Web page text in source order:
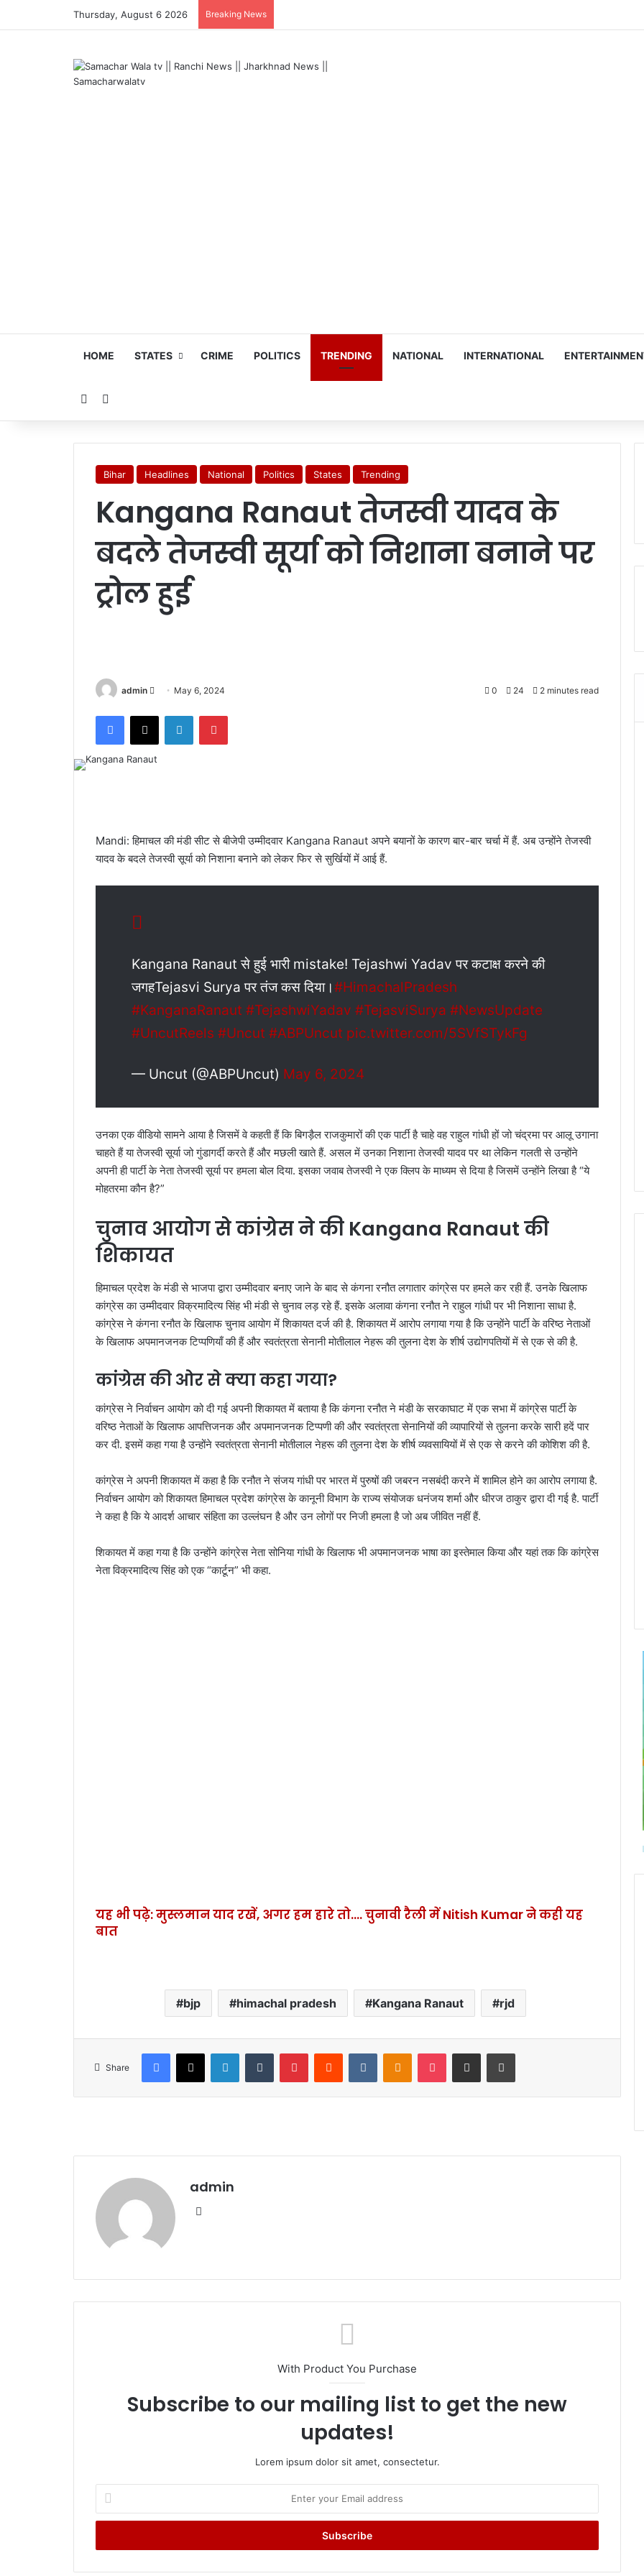
Thursday, August 6 2026 Breaking News
HOME STATES CRIME POLITICS TRENDING NATIONAL INTERNATIONAL
Random Article
Bihar Headlines National Politics States Trending
Kangana Ranaut तेजस्वी यादव के
बदले तेजस्वी सूर्या को निशाना बनाने पर
ट्रोल हुई
admin
d
a
i
l
May 6, 2024 0 24 2 minutes read
Mandi: हिमाचल की मंडी सीट से बीजेपी उम्मीदवार Kangana Ranaut अपने बयानों के कारण बार-बार चर्चा में हैं. अब उन्होंने तेजस्वी
यादव के बदले तेजस्वी सूर्या को निशाना बनाने को लेकर फिर से सुर्खियों में आई हैं.
Kangana Ranaut से हुई भारी mistake! Tejashwi Yadav पर कटाक्ष करने की
जगहTejasvi Surya पर तंज कस दिया।#HimachalPradesh
#KanganaRanaut #TejashwiYadav #TejasviSurya #NewsUpdate
#UncutReels #Uncut #ABPUncut pic.twitter.com/5SVfSTykFg
— Uncut (@ABPUncut) May 6, 2024
उनका एक वीडियो सामने आया है जिसमें वे कहती हैं कि बिगड़ैल राजकुमारों की एक पार्टी है चाहे वह राहुल गांधी हों जो चंद्रमा पर आलू उगाना
चाहते हैं या तेजस्वी सूर्या जो गुंडागर्दी करते हैं और मछली खाते हैं. असल में उनका निशाना तेजस्वी यादव पर था लेकिन गलती से उन्होंने
अपनी ही पार्टी के नेता तेजस्वी सूर्या पर हमला बोल दिया. इसका जवाब तेजस्वी ने एक क्लिप के माध्यम से दिया है जिसमें उन्होंने लिखा है “ये
मोहतरमा कौन है?”
चुनाव आयोग से कांग्रेस ने की Kangana Ranaut की
शिकायत
हिमाचल प्रदेश के मंडी से भाजपा द्वारा उम्मीदवार बनाए जाने के बाद से कंगना रनौत लगातार कांग्रेस पर हमले कर रही हैं. उनके खिलाफ
कांग्रेस का उम्मीदवार विक्रमादित्य सिंह भी मंडी से चुनाव लड़ रहे हैं. इसके अलावा कंगना रनौत ने राहुल गांधी पर भी निशाना साधा है.
कांग्रेस ने कंगना रनौत के खिलाफ चुनाव आयोग में शिकायत दर्ज की है. शिकायत में आरोप लगाया गया है कि उन्होंने पार्टी के वरिष्ठ नेताओं
के खिलाफ अपमानजनक टिप्पणियाँ की हैं और स्वतंत्रता सेनानी मोतीलाल नेहरू की तुलना देश के शीर्ष उद्योगपतियों में से एक से की है.
कांग्रेस की ओर से क्या कहा गया?
कांग्रेस ने निर्वाचन आयोग को दी गई अपनी शिकायत में बताया है कि कंगना रनौत ने मंडी के सरकाघाट में एक सभा में कांग्रेस पार्टी के
वरिष्ठ नेताओं के खिलाफ आपत्तिजनक और अपमानजनक टिप्पणी की और स्वतंत्रता सेनानियों की व्यापारियों से तुलना करके सारी हदें पार
कर दी. इसमें कहा गया है उन्होंने स्वतंत्रता सेनानी मोतीलाल नेहरू की तुलना देश के शीर्ष व्यवसायियों में से एक से करने की कोशिश की है.
कांग्रेस ने अपनी शिकायत में कहा है कि रनौत ने संजय गांधी पर भारत में पुरुषों की जबरन नसबंदी करने में शामिल होने का आरोप लगाया है.
निर्वाचन आयोग को शिकायत हिमाचल प्रदेश कांग्रेस के कानूनी विभाग के राज्य संयोजक धनंजय शर्मा और धीरज ठाकुर द्वारा दी गई है. पार्टी
ने कहा है कि ये आदर्श आचार संहिता का उल्लंघन है और उन लोगों पर निजी हमला है जो अब जीवित नहीं हैं.
शिकायत में कहा गया है कि उन्होंने कांग्रेस नेता सोनिया गांधी के खिलाफ भी अपमानजनक भाषा का इस्तेमाल किया और यहां तक कि कांग्रेस
नेता विक्रमादित्य सिंह को एक “कार्टून” भी कहा.
यह भी पढ़े: मुस्लमान याद रखें, अगर हम हारे तो…. चुनावी रैली में Nitish Kumar ने कही यह
बात
bjp himachal pradesh Kangana Ranaut rjd
Share
admin
With Product You Purchase
Subscribe to our mailing list to get the new
updates!
Lorem ipsum dolor sit amet, consectetur.
t
r